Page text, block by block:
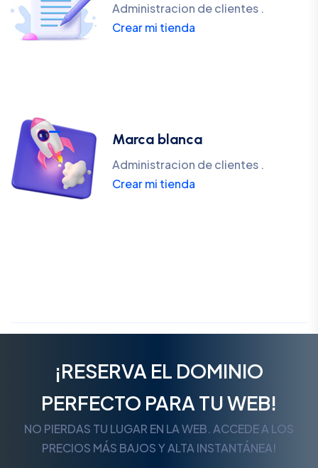
Administracion de clientes .
Crear mi tienda
Marca blanca
Administracion de clientes .
Crear mi tienda
¡RESERVA EL DOMINIO
PERFECTO PARA TU WEB!
NO PIERDAS TU LUGAR EN LA WEB. ACCEDE A LOS
PRECIOS MÁS BAJOS Y ALTA INSTANTÁNEA!